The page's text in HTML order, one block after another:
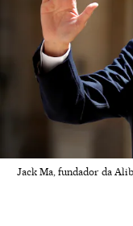
Jack Ma, fundador da